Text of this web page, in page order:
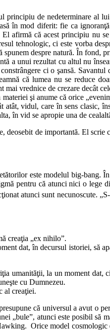
de nedeterminare al
în mod diferit: fie ca
afirmă că acest principiu nu
tehnologic, ci este vorba
despre natură. În fond,
a unui rezultat cu altul nu
ci o şansă.
că lumea nu se reduce
vrednice de crezare decât
şi anume că orice
vidul, care în sens clasic,
în vid se apropie una de
de importantă. El
este modelul big-bang.
pentru că atunci nici o
atunci sunt necunoscute.
creaţia „ex nihilo”.
dat, în decursul istoriei, să
umanităţii, la un moment dat,
cu Dumnezeu.
al creaţiei.
că universul a avut o
„bule”, atunci este posibil să
Orice model